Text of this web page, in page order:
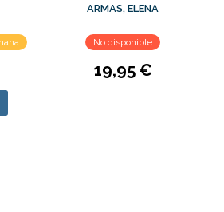
YORK
ARMAS, ELENA
No disponible
19,95 €